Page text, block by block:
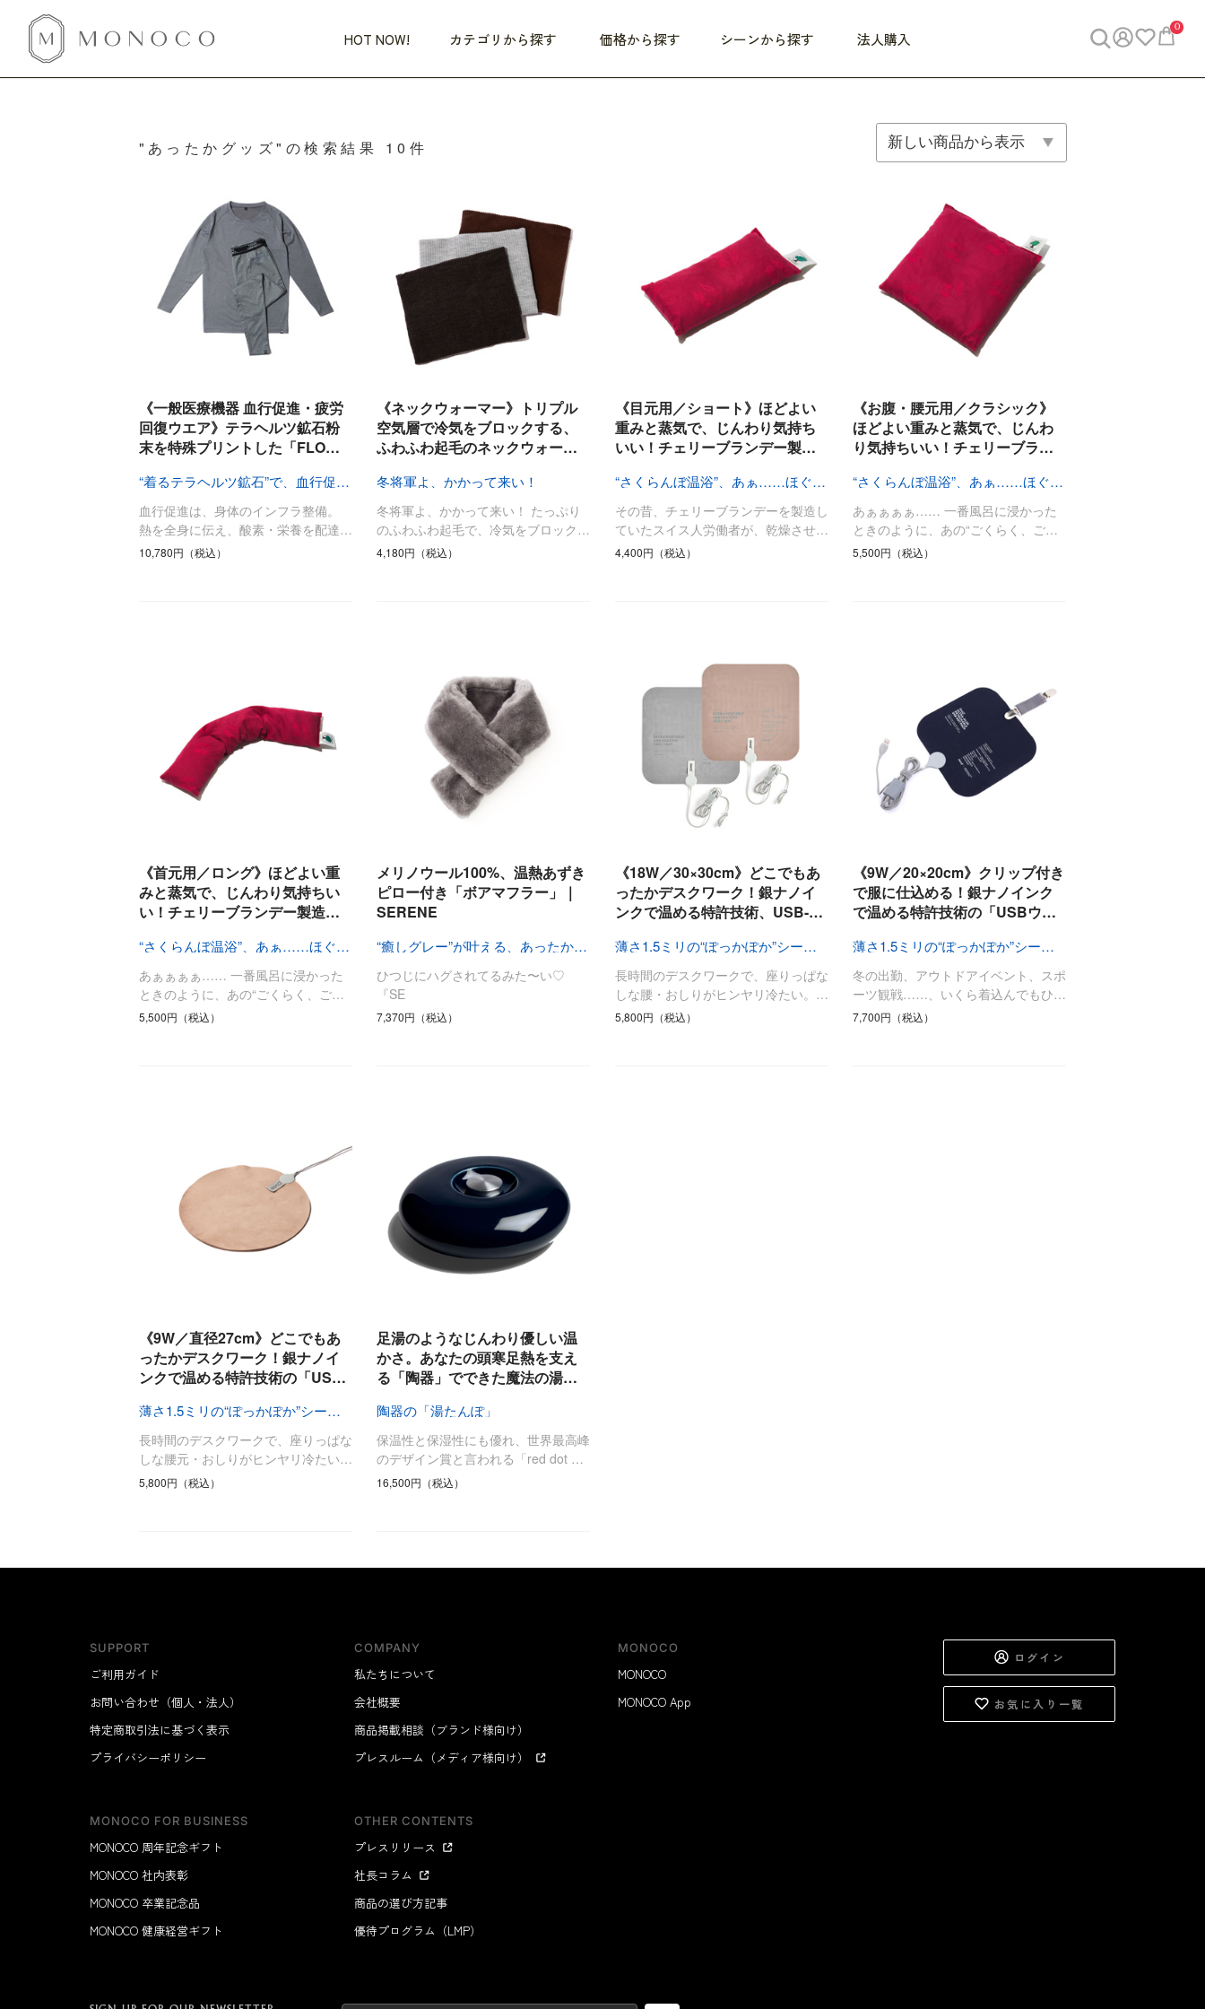
HOT NOW!
HOT NOW!
新商品
すべての商品 (新着順)
おまとめ割引
アウトレット
ひんやり今治タオル、生き返る〜 最後のひと口までキンキン
カテゴリから探す
CATEGORY インテリア
照明
インテリア雑貨
ベランダ・庭
インテリア／その他
キッチン家電
美容・健康家電
オーディオ家電
レイングッズ
ファッション／小物
ビジネス
ビジネス／小物
寝具
パジャマ
枕・小物
すべて
調理家電
調理器具
キッチン雑貨
すべて
掃除・洗濯
タオル
スリッパ
水筒
日用品／その他
すべて
肌・髪ケア
バスグッズ
健康グッズ
オーラルケア
すべて
ドリンク
フード
すべて
旅行
アウトドア
価格から探す
1,000円未満 1,000円 - 3,000円 10,000円 - 30,000円 30,000円以上
シーンから探す
SCENE GIFTS
特別な贈りもの
会話が弾む
気のきく手土産
毎日使ってね
本気で休む
いつも清潔
じぶんメンテナンス
おうちエクササイズ
料理と団らん
やっぱり清潔感
仕事へGO
ENJOY
思い出トラベル
外で過ごすって最高
好き・・にどっぷり
法人購入
0
"あったかグッズ"の検索結果 10件
《一般医療機器 血行促進・疲労
回復ウエア》テラヘルツ鉱石粉
末を特殊プリントした「FLO…
“着るテラヘルツ鉱石”で、血行促進！
血行促進は、身体のインフラ整備。
熱を全身に伝え、酸素・栄養を配達…
10,780円（税込）
《ネックウォーマー》トリプル
空気層で冷気をブロックする、
ふわふわ起毛のネックウォー…
冬将軍よ、かかって来い！
冬将軍よ、かかって来い！ たっぷり
のふわふわ起毛で、冷気をブロック…
4,180円（税込）
《目元用／ショート》ほどよい
重みと蒸気で、じんわり気持ち
いい！チェリーブランデー製…
“さくらんぼ温浴”、あぁ……ほぐれる
その昔、チェリーブランデーを製造し
ていたスイス人労働者が、乾燥させ…
4,400円（税込）
《お腹・腰元用／クラシック》
ほどよい重みと蒸気で、じんわ
り気持ちいい！チェリーブラ…
“さくらんぼ温浴”、あぁ……ほぐれる
あぁぁぁぁ…… 一番風呂に浸かった
ときのように、あの“ごくらく、ご…
5,500円（税込）
《首元用／ロング》ほどよい重
みと蒸気で、じんわり気持ちい
い！チェリーブランデー製造…
“さくらんぼ温浴”、あぁ……ほぐれる
あぁぁぁぁ…… 一番風呂に浸かった
ときのように、あの“ごくらく、ご…
5,500円（税込）
メリノウール100%、温熱あずき
ピロー付き「ボアマフラー」｜
SERENE
“癒しグレー”が叶える、あったか快眠空間
ひつじにハグされてるみた〜い♡
『SE
7,370円（税込）
《18W／30×30cm》どこでもあ
ったかデスクワーク！銀ナノイ
ンクで温める特許技術、USB-…
薄さ1.5ミリの“ぽっかぽか”シート型ヒーター
長時間のデスクワークで、座りっぱな
しな腰・おしりがヒンヤリ冷たい。…
5,800円（税込）
《9W／20×20cm》クリップ付き
で服に仕込める！銀ナノインク
で温める特許技術の「USBウ…
薄さ1.5ミリの“ぽっかぽか”シート型ヒーター
冬の出勤、アウトドアイベント、スポ
ーツ観戦……、いくら着込んでもひ…
7,700円（税込）
《9W／直径27cm》どこでもあ
ったかデスクワーク！銀ナノイ
ンクで温める特許技術の「US…
薄さ1.5ミリの“ぽっかぽか”シート型ヒーター
長時間のデスクワークで、座りっぱな
しな腰元・おしりがヒンヤリ冷たい…
5,800円（税込）
足湯のようなじんわり優しい温
かさ。あなたの頭寒足熱を支え
る「陶器」でできた魔法の湯…
陶器の「湯たんぽ」
保温性と保湿性にも優れ、世界最高峰
のデザイン賞と言われる「red dot …
16,500円（税込）
SUPPORT
ご利用ガイド
お問い合わせ（個人・法人）
特定商取引法に基づく表示
プライバシーポリシー
COMPANY
私たちについて
会社概要
商品掲載相談（ブランド様向け）
プレスルーム（メディア様向け）
MONOCO
MONOCO
MONOCO App
MONOCO FOR BUSINESS
MONOCO 周年記念ギフト
MONOCO 社内表彰
MONOCO 卒業記念品
MONOCO 健康経営ギフト
OTHER CONTENTS
プレスリリース
社長コラム
商品の選び方記事
優待プログラム（LMP）
ログイン
お気に入り一覧